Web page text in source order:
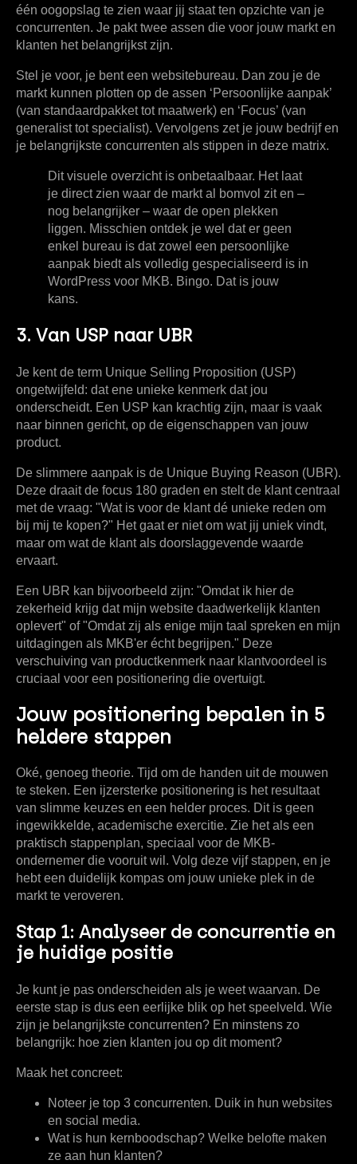
één oogopslag te zien waar jij staat ten opzichte van je
concurrenten. Je pakt twee assen die voor jouw markt en
klanten het belangrijkst zijn.
Stel je voor, je bent een websitebureau. Dan zou je de
markt kunnen plotten op de assen ‘Persoonlijke aanpak’
(van standaardpakket tot maatwerk) en ‘Focus’ (van
generalist tot specialist). Vervolgens zet je jouw bedrijf en
je belangrijkste concurrenten als stippen in deze matrix.
Dit visuele overzicht is onbetaalbaar. Het laat
je direct zien waar de markt al bomvol zit en –
nog belangrijker – waar de open plekken
liggen. Misschien ontdek je wel dat er geen
enkel bureau is dat zowel een persoonlijke
aanpak biedt als volledig gespecialiseerd is in
WordPress voor MKB. Bingo. Dat is jouw
kans.
3. Van USP naar UBR
Je kent de term Unique Selling Proposition (USP)
ongetwijfeld: dat ene unieke kenmerk dat jou
onderscheidt. Een USP kan krachtig zijn, maar is vaak
naar binnen gericht, op de eigenschappen van jouw
product.
De slimmere aanpak is de Unique Buying Reason (UBR).
Deze draait de focus 180 graden en stelt de klant centraal
met de vraag: "Wat is voor de klant dé unieke reden om
bij mij te kopen?" Het gaat er niet om wat jij uniek vindt,
maar om wat de klant als doorslaggevende waarde
ervaart.
Een UBR kan bijvoorbeeld zijn: "Omdat ik hier de
zekerheid krijg dat mijn website daadwerkelijk klanten
oplevert" of "Omdat zij als enige mijn taal spreken en mijn
uitdagingen als MKB'er écht begrijpen." Deze
verschuiving van productkenmerk naar klantvoordeel is
cruciaal voor een positionering die overtuigt.
Jouw positionering bepalen in 5
heldere stappen
Oké, genoeg theorie. Tijd om de handen uit de mouwen
te steken. Een ijzersterke positionering is het resultaat
van slimme keuzes en een helder proces. Dit is geen
ingewikkelde, academische exercitie. Zie het als een
praktisch stappenplan, speciaal voor de MKB-
ondernemer die vooruit wil. Volg deze vijf stappen, en je
hebt een duidelijk kompas om jouw unieke plek in de
markt te veroveren.
Stap 1: Analyseer de concurrentie en
je huidige positie
Je kunt je pas onderscheiden als je weet waarvan. De
eerste stap is dus een eerlijke blik op het speelveld. Wie
zijn je belangrijkste concurrenten? En minstens zo
belangrijk: hoe zien klanten jou op dit moment?
Maak het concreet:
Noteer je top 3 concurrenten. Duik in hun websites
en social media.
Wat is hun kernboodschap? Welke belofte maken
ze aan hun klanten?